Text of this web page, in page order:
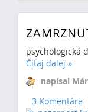
psychologická
Čítaj ďalej »
napísal
3 Komentáre